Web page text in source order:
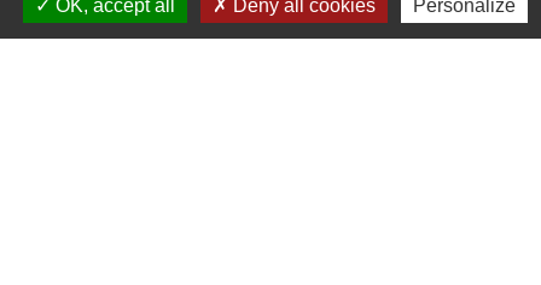
OK, accept all
Deny all cookies Personalize